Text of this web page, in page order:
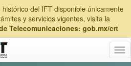
del IFT disponible únicamente
y servicios vigentes, visita la
Telecomunicaciones: gob.mx/crt